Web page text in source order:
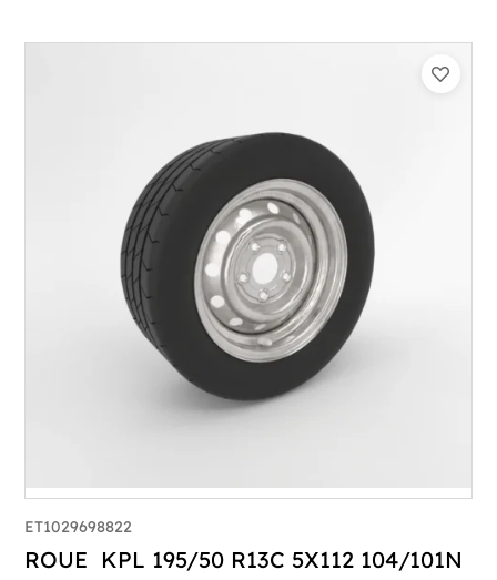
ET1029698822
ROUE KPL 195/50 R13C 5X112 104/101N